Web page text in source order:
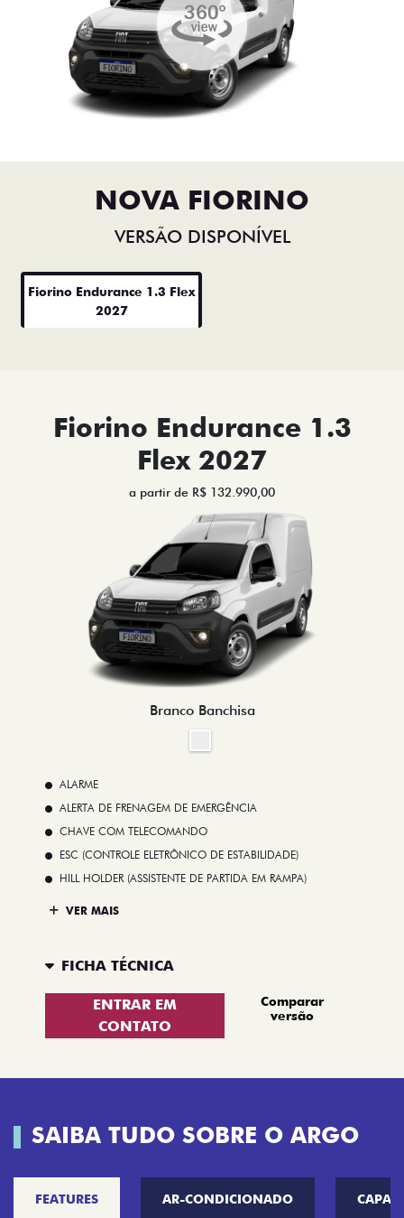
NOVA FIORINO
VERSÃO DISPONÍVEL
Fiorino Endurance 1.3 Flex
2027
Fiorino Endurance 1.3
Flex 2027
a partir de R$ 132.990,00
Branco Banchisa
ALARME
ALERTA DE FRENAGEM DE EMERGÊNCIA
CHAVE COM TELECOMANDO
ESC (CONTROLE ELETRÔNICO DE ESTABILIDADE)
HILL HOLDER (ASSISTENTE DE PARTIDA EM RAMPA)
VER MAIS
FICHA TÉCNICA
ENTRAR EM
CONTATO
Comparar
versão
SAIBA TUDO SOBRE O ARGO
FEATURES AR-CONDICIONADO